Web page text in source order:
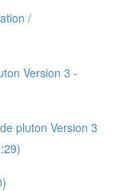
/
Version 3 -
pluton Version 3